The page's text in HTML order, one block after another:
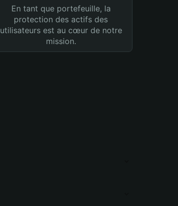
En tant que portefeuille, la
protection des actifs des
utilisateurs est au cœur de notre
mission.